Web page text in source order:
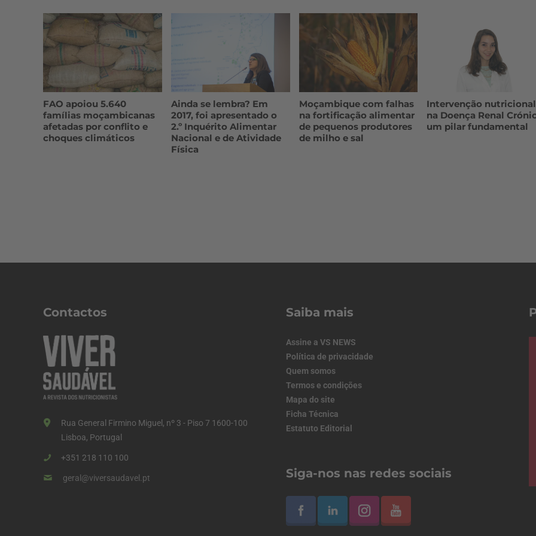
FAO apoiou 5.640
famílias moçambicanas
afetadas por conflito e
choques climáticos
Ainda se lembra? Em
2017, foi apresentado o
2.º Inquérito Alimentar
Nacional e de Atividade
Física
Moçambique com falhas
na fortificação alimentar
de pequenos produtores
de milho e sal
Intervenção nutricional
na Doença Renal
um pilar fundamental
Contactos
Rua General Firmino Miguel, nº 3 - Piso 7 1600-100
Lisboa, Portugal
+351 218 110 100
geral@viversaudavel.pt
Saiba mais
Assine a VS NEWS
Política de privacidade
Quem somos
Termos e condições
Mapa do site
Ficha Técnica
Estatuto Editorial
Siga-nos nas redes sociais